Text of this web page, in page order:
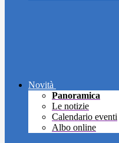
Novità
Panoramica
Le notizie
Calendario eventi
Albo online